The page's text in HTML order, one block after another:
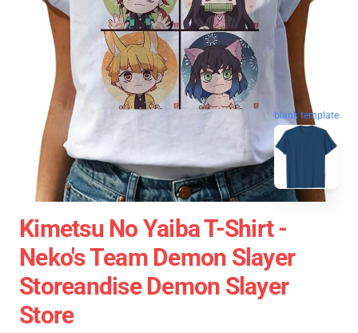
blank template
Kimetsu No Yaiba T-Shirt -
Neko's Team Demon Slayer
Storeandise Demon Slayer
Store